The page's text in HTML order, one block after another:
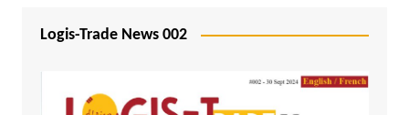
Logis-Trade News 002